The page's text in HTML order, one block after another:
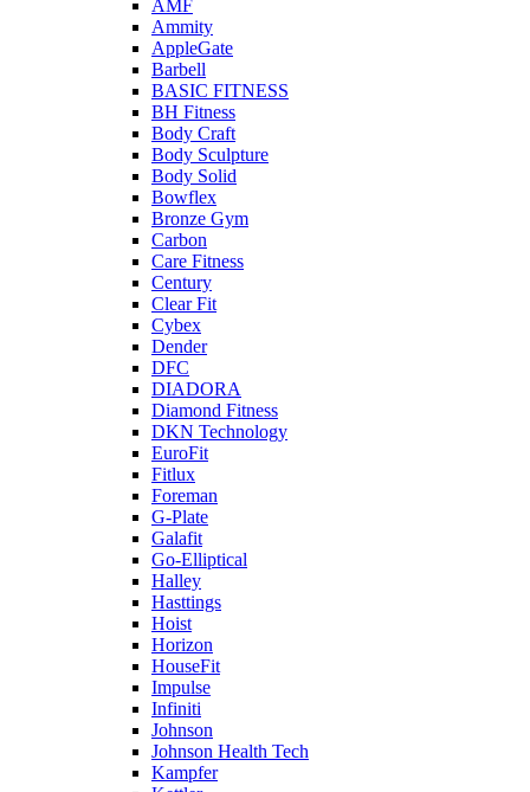
AMF
Ammity
AppleGate
Barbell
BASIC FITNESS
BH Fitness
Body Craft
Body Sculpture
Body Solid
Bowflex
Bronze Gym
Carbon
Care Fitness
Century
Clear Fit
Cybex
Dender
DFC
DIADORA
Diamond Fitness
DKN Technology
EuroFit
Fitlux
Foreman
G-Plate
Galafit
Go-Elliptical
Halley
Hasttings
Hoist
Horizon
HouseFit
Impulse
Infiniti
Johnson
Johnson Health Tech
Kampfer